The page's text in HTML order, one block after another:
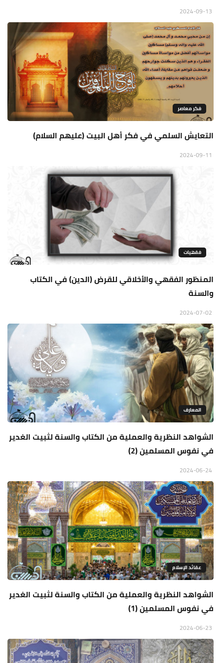
فكر معاصر
التعايش السلمي في فكر أهل البيت (عليهم السلام)
فقهيات
المنظور الفقهي والأخلاقي للقرض (الدين) في الكتاب
والسنة
المعارف
الشواهد النظرية والعملية من الكتاب والسنة لثبيت الغدير
في نفوس المسلمين (2)
عقائد الإسلام
الشواهد النظرية والعملية من الكتاب والسنة لثبيت الغدير
في نفوس المسلمين (1)